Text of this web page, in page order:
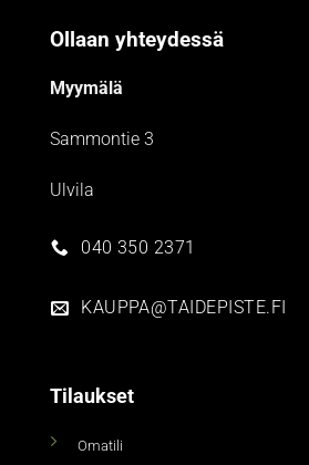
Ollaan yhteydessä
Myymälä
Sammontie 3
Ulvila
040 350 2371
KAUPPA@TAIDEPISTE.FI
Tilaukset
Omatili